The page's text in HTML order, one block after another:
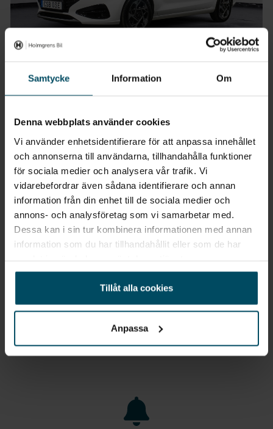
Samtycke Information Om
Denna webbplats använder cookies
Vi använder enhetsidentifierare för att anpassa innehållet
och annonserna till användarna, tillhandahålla funktioner
för sociala medier och analysera vår trafik. Vi
vidarebefordrar även sådana identifierare och annan
information från din enhet till de sociala medier och
annons- och analysföretag som vi samarbetar med.
Dessa kan i sin tur kombinera informationen med annan
information som du har tillhandahållit eller som de har
Tillåt alla cookies
Anpassa
Vetlanda
Hyundai i30
Pris
259 900 kr
Finansiering
Inkl. moms
3 015 kr/mån
Företagsleasing
Exkl. moms
2 400 kr/mån
Att låna kostar pengar!
Om du inte kan betala tillbaka skulden i tid riskerar
du en betalningsanmärkning. Det kan leda till
och få nya lån. För stöd, vänd dig till budget- och
konsumentverket.se